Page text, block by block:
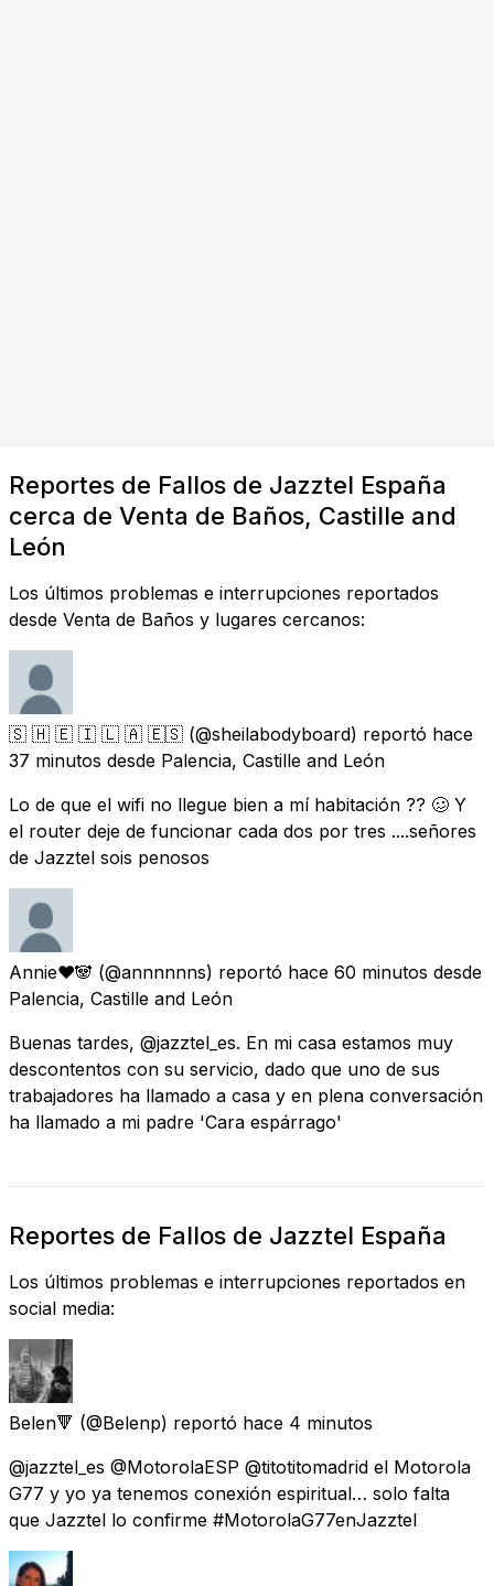
Reportes de Fallos de Jazztel España
cerca de Venta de Baños, Castille and
León
Los últimos problemas e interrupciones reportados
desde Venta de Baños y lugares cercanos:
🇸 🇭 🇪 🇮 🇱 🇦 🇪🇸 (@sheilabodyboard) reportó hace
37 minutos desde Palencia, Castille and León
Lo de que el wifi no llegue bien a mí habitación ?? 🥴 Y
el router deje de funcionar cada dos por tres ....señores
de Jazztel sois penosos
Annie❤️🐼 (@annnnnns) reportó hace 60 minutos desde
Palencia, Castille and León
Buenas tardes, @jazztel_es. En mi casa estamos muy
descontentos con su servicio, dado que uno de sus
trabajadores ha llamado a casa y en plena conversación
ha llamado a mi padre 'Cara espárrago'
Reportes de Fallos de Jazztel España
Los últimos problemas e interrupciones reportados en
social media:
Belen🔻 (@Belenp) reportó hace 4 minutos
@jazztel_es @MotorolaESP @titotitomadrid el Motorola
G77 y yo ya tenemos conexión espiritual… solo falta
que Jazztel lo confirme #MotorolaG77enJazztel